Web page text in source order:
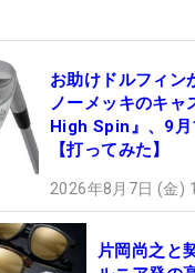
お助けドルフィン
ノーメッキのキャ
High Spin』、9
【打ってみた】
2026年8月7日 (金)
片岡尚之と